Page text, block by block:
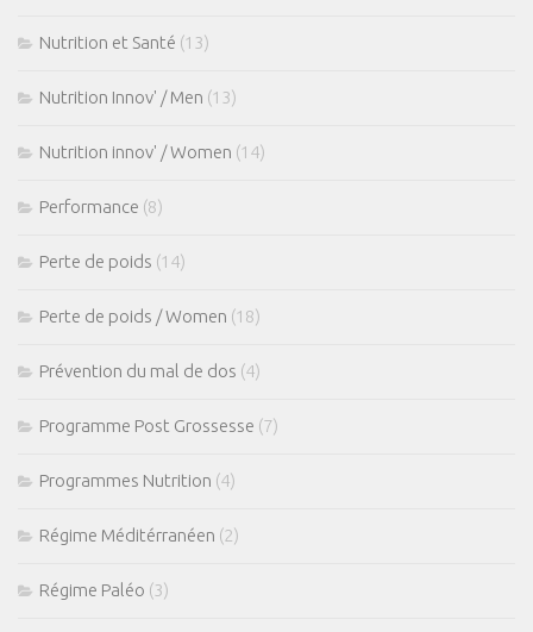
Nutrition et Santé (13)
Nutrition Innov' / Men (13)
Nutrition innov' / Women (14)
Performance (8)
Perte de poids (14)
Perte de poids / Women (18)
Prévention du mal de dos (4)
Programme Post Grossesse (7)
Programmes Nutrition (4)
Régime Méditérranéen (2)
Régime Paléo (3)